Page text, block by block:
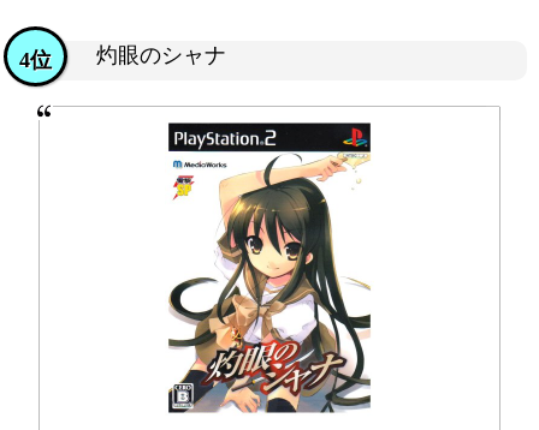
灼眼のシャナ
4位